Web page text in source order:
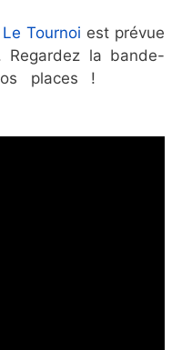
Le Tournoi est prévue
la bande-
places !